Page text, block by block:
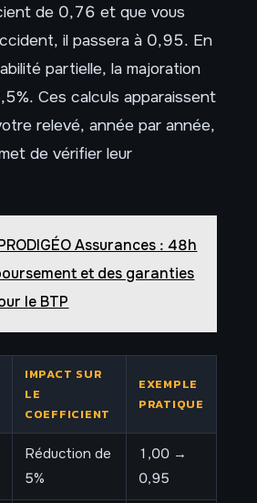
de 0,76 et que vous
il passera à 0,95. En
partielle, la majoration
Ces calculs apparaissent
relevé, année par année,
de vérifier leur
Assurances : 48h
et des garanties
le BTP
IMPACT SUR
LE
COEFFICIENT
EXEMPLE
PRATIQUE
Réduction de
5%
1,00 →
0,95